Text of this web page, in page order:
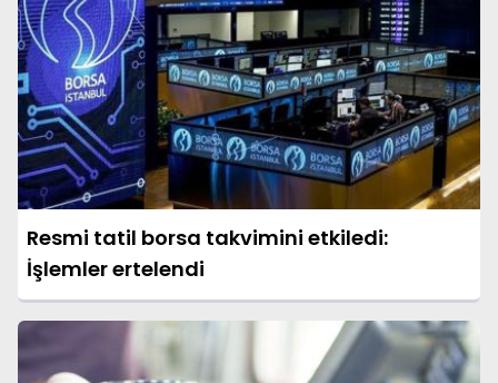
Resmi tatil borsa takvimini etkiledi:
İşlemler ertelendi